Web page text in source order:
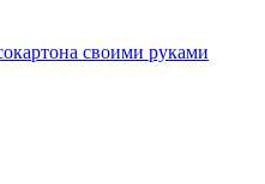
своими руками